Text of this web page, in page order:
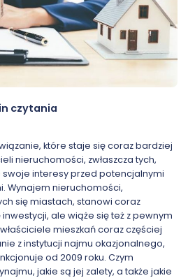
czytania
które staje się coraz bardziej
nieruchomości, zwłaszcza tych,
interesy przed potencjalnymi
Wynajem nieruchomości,
się miastach, stanowi coraz
ale wiąże się też z pewnym
mieszkań coraz częściej
z instytucji najmu okazjonalnego,
od 2009 roku. Czym
jakie są jej zalety, a także jakie